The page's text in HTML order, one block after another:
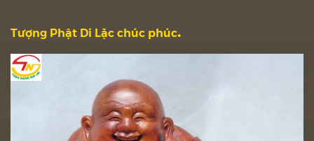
Tượng Phật Di Lặc chúc phúc.